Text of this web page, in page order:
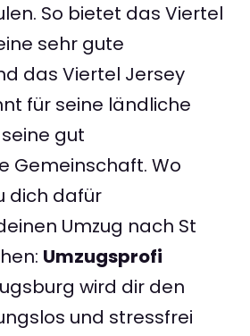
So bietet das Viertel
sehr gute
das Viertel Jersey
für seine ländliche
gut
Gemeinschaft. Wo
dich dafür
Umzug nach St
Umzugsprofi
wird dir den
und stressfrei